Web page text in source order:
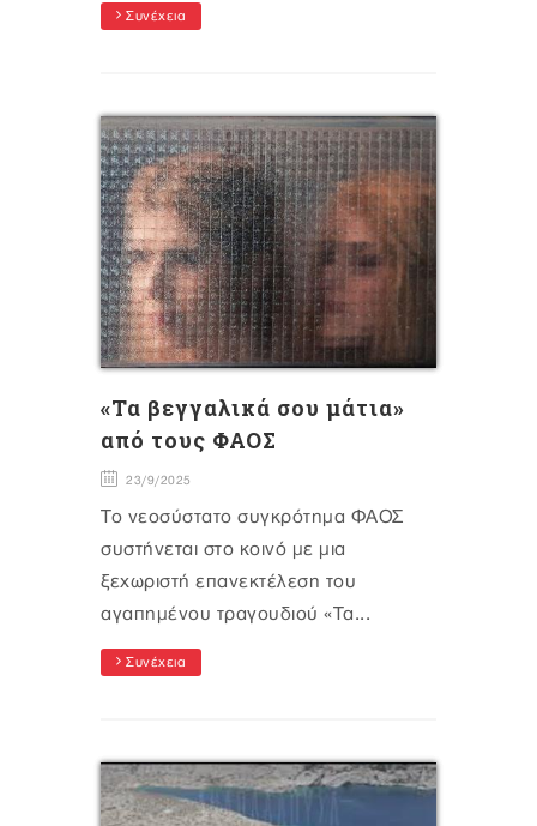
Συνέχεια
«Τα βεγγαλικά σου μάτια»
από τους ΦΑΟΣ
23/9/2025
Το νεοσύστατο συγκρότημα ΦΑΟΣ
συστήνεται στο κοινό με μια
ξεχωριστή επανεκτέλεση του
αγαπημένου τραγουδιού «Τα...
Συνέχεια